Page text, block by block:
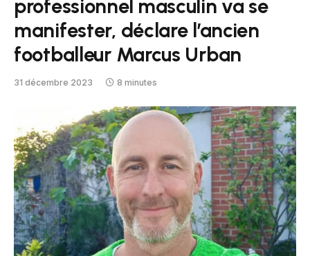
professionnel masculin va se
manifester, déclare l’ancien
footballeur Marcus Urban
31 décembre 2023 8 minutes